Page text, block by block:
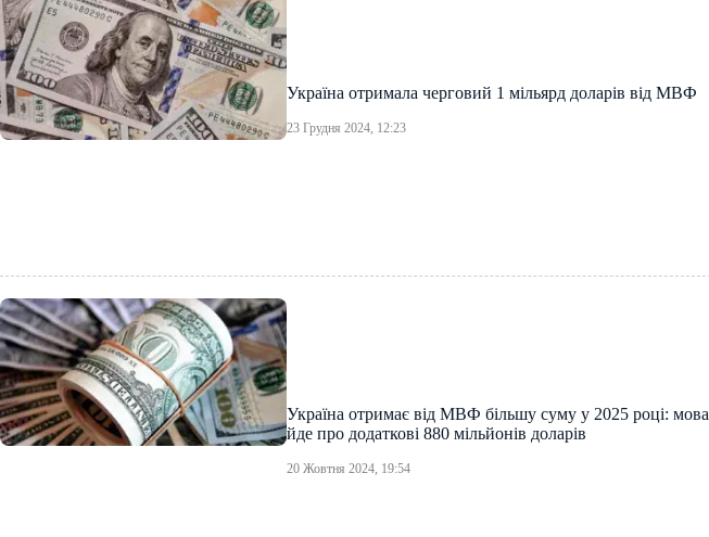
Україна отримала черговий 1 мільярд доларів від МВФ
23 Грудня 2024, 12:23
Україна отримає від МВФ більшу суму у 2025 році: мова
йде про додаткові 880 мільйонів доларів
20 Жовтня 2024, 19:54